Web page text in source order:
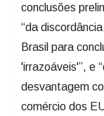
conclusões
“da
Brasil para
'irrazoáveis'”, e
desvantagem
comércio dos